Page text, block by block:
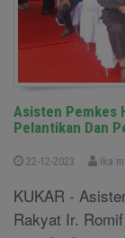
Asisten Pemkes
Pelantikan Dan
22-12-2023 Ika
KUKAR -
Rakyat Ir.